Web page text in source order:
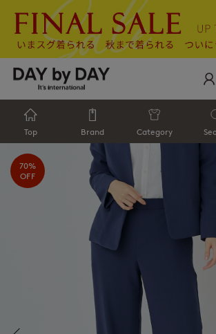
Top Brand Category
70%
OFF